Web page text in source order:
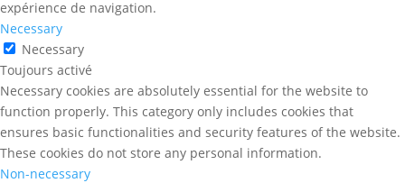
expérience de navigation.
Necessary
Necessary
Toujours activé
Necessary cookies are absolutely essential for the website to
function properly. This category only includes cookies that
ensures basic functionalities and security features of the website.
These cookies do not store any personal information.
Non-necessary